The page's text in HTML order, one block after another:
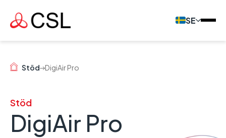
SE
Stöd DigiAir Pro
Stöd
DigiAir Pro